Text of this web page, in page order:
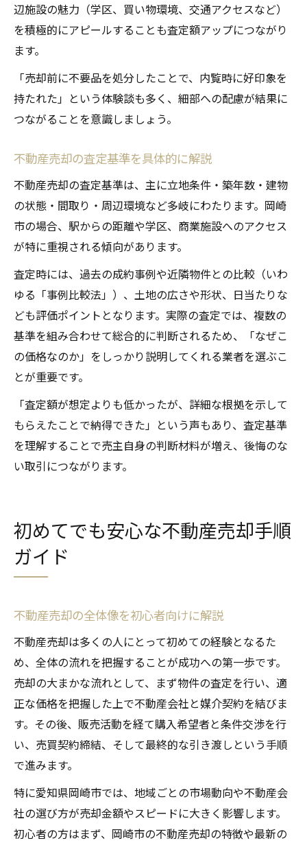
辺施設の魅力（学区、買い物環境、交通アクセスなど）
を積極的にアピールすることも査定額アップにつながり
ます。
「売却前に不要品を処分したことで、内覧時に好印象を
持たれた」という体験談も多く、細部への配慮が結果に
つながることを意識しましょう。
不動産売却の査定基準を具体的に解説
不動産売却の査定基準は、主に立地条件・築年数・建物
の状態・間取り・周辺環境など多岐にわたります。岡崎
市の場合、駅からの距離や学区、商業施設へのアクセス
が特に重視される傾向があります。
査定時には、過去の成約事例や近隣物件との比較（いわ
ゆる「事例比較法」）、土地の広さや形状、日当たりな
ども評価ポイントとなります。実際の査定では、複数の
基準を組み合わせて総合的に判断されるため、「なぜこ
の価格なのか」をしっかり説明してくれる業者を選ぶこ
とが重要です。
「査定額が想定よりも低かったが、詳細な根拠を示して
もらえたことで納得できた」という声もあり、査定基準
を理解することで売主自身の判断材料が増え、後悔のな
い取引につながります。
初めてでも安心な不動産売却手順
ガイド
不動産売却の全体像を初心者向けに解説
不動産売却は多くの人にとって初めての経験となるた
め、全体の流れを把握することが成功への第一歩です。
売却の大まかな流れとして、まず物件の査定を行い、適
正な価格を把握した上で不動産会社と媒介契約を結びま
す。その後、販売活動を経て購入希望者と条件交渉を行
い、売買契約締結、そして最終的な引き渡しという手順
で進みます。
特に愛知県岡崎市では、地域ごとの市場動向や不動産会
社の選び方が売却金額やスピードに大きく影響します。
初心者の方はまず、岡崎市の不動産売却の特徴や最新の